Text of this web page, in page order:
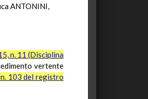
ANTONINI,
n. 11 (Disciplina
vertente
103 del registro